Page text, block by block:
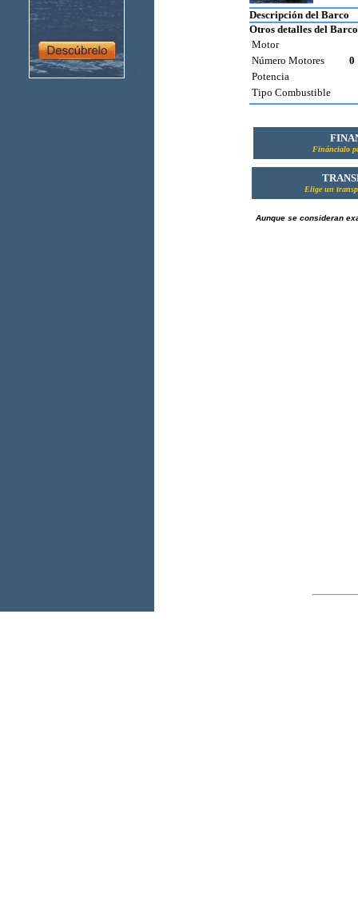
Descripción del Barco
Otros detalles del Barco
Motor
Número Motores
0
Potencia
Tipo Combustible
Fináncialo
Elige un
Aunque se consideran